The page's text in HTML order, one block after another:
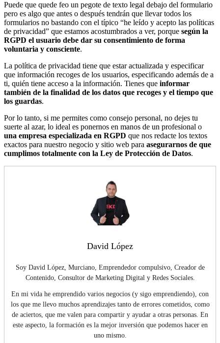
Puede que quede feo un pegote de texto legal debajo del formulario
pero es algo que antes o después tendrán que llevar todos los
formularios no bastando con el típico “he leído y acepto las políticas
de privacidad” que estamos acostumbrados a ver, porque según la
RGPD el usuario debe dar su consentimiento de forma
voluntaria y consciente.
La política de privacidad tiene que estar actualizada y especificar
que información recoges de los usuarios, especificando además de a
ti, quién tiene acceso a la información. Tienes que informar
también de la finalidad de los datos que recoges y el tiempo que
los guardas.
Por lo tanto, si me permites como consejo personal, no dejes tu
suerte al azar, lo ideal es ponernos en manos de un profesional o
una empresa especializada en RGPD que nos redacte los textos
exactos para nuestro negocio y sitio web para asegurarnos de que
cumplimos totalmente con la Ley de Protección de Datos.
David López
Soy David López, Murciano, Emprendedor compulsivo, Creador de
Contenido, Consultor de Marketing Digital y Redes Sociales.
En mi vida he emprendido varios negocios (y sigo emprendiendo), con
los que me llevo muchos aprendizajes tanto de errores cometidos, como
de aciertos, que me valen para compartir y ayudar a otras personas. En
este aspecto, la formación es la mejor inversión que podemos hacer en
uno mismo.